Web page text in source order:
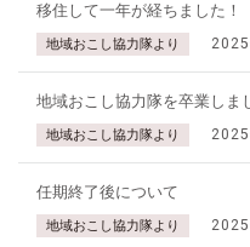
移住して一年が経ちました！
地域おこし協力隊より
地域おこし協力隊を卒業しま
地域おこし協力隊より
任期終了後について
地域おこし協力隊より